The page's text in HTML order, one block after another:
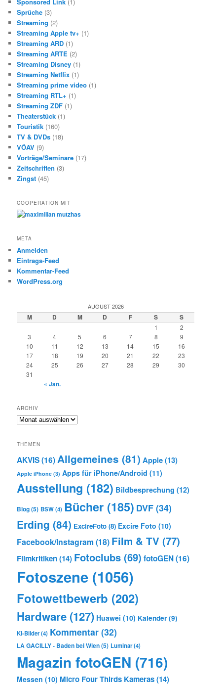
Sprüche (3)
Streaming (2)
Streaming Apple tv+ (1)
Streaming ARD (1)
Streaming ARTE (2)
Streaming Disney (1)
Streaming Netflix (1)
Streaming prime video (1)
Streaming RTL+ (1)
Streaming ZDF (1)
Theaterstück (1)
Touristik (160)
TV & DVDs (18)
VÖAV (9)
Vorträge/Seminare (17)
Zeitschriften (3)
Zingst (45)
COOPERATION MIT
META
Anmelden
Eintrags-Feed
Kommentar-Feed
WordPress.org
AUGUST 2026
M D M D F S S
1
2
3
4 5 6 7 8
9
10
11 12 13 14 15
16
17
18 19 20 21 22
23
24
25 26 27 28 29
30
31
« Jan.
ARCHIV
Archiv
THEMEN
AKVIS(16) Allgemeines (81) Apple(13)
Apple iPhone (3) Apps für iPhone/Android (11)
Ausstellung (182) Bildbesprechung (12)
Blog(5) BSW(4) Bücher (185) DVF (34)
Erding (84) ExcireFoto (8) Excire Foto (10)
Facebook/Instagram (18) Film & TV (77)
Filmkritiken(14) Fotoclubs (69) fotoGEN(16)
Fotoszene (1056)
Fotowettbewerb (202)
Hardware (127) Huawei (10) Kalender (9)
KI-Bilder(4) Kommentar (32)
LA GACILLY - Baden bei Wien(5) Luminar(4)
Magazin fotoGEN (716)
Messen (10) Micro Four Thirds Kameras(14)